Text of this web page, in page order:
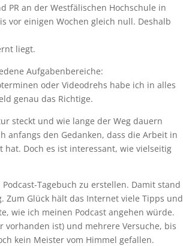
PR an der Westfälischen Hochschule in
vor einigen Wochen gleich null. Deshalb
liegt.
Aufgabenbereiche:
oder Videodrehs habe ich in alles
genau das Richtige.
steckt und wie lange der Weg dauern
anfangs den Gedanken, dass die Arbeit in
Doch es ist interessant, wie vielseitig
Tagebuch zu erstellen. Damit stand
Glück hält das Internet viele Tipps und
wie ich meinen Podcast angehen würde.
vorhanden ist) und mehrere Versuche, bis
kein Meister vom Himmel gefallen.